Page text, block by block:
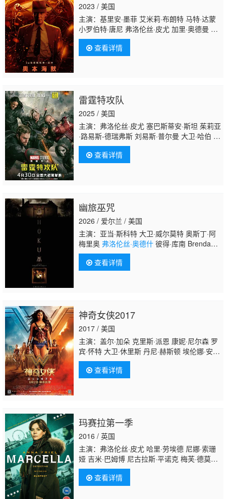
2023 / 美国
主演：基里安·墨菲 艾米莉·布朗特 马特·达蒙
小罗伯特·唐尼 弗洛伦丝·皮尤 加里·奥德曼 拉
米·马雷克 卡西·阿弗莱克 肯尼思·布拉纳 戴恩·
德哈恩 乔什·哈奈特 阿尔登·埃伦瑞奇 杰克·奎
德 大卫·达斯马齐连 詹姆斯·达西 本·萨弗迪 亚
查看详情
雷霆特攻队
2025 / 美国
主演：弗洛伦丝·皮尤 塞巴斯蒂安·斯坦 茱莉亚
·路易斯-德瑞弗斯 刘易斯·普尔曼 大卫·哈伯 怀
亚特·罗素 汉娜·乔恩-卡门 欧嘉·柯瑞兰寇 杰拉
尔丁·维斯瓦纳坦 维德尔·皮尔斯 克里斯·鲍
尔 维奥莱特·麦格劳 亚历克莎·斯温顿 埃里克·
尼佛·郑 朱莉亚·阿库 克莱顿·库珀 约书亚·米克
尔 凯尔文·威瑟斯彭 丰江 麦肯西·埃默里 亚历
山大·罗伯茨
查看详情
幽旅巫咒
2026 / 爱尔兰 / 美国
主演：亚当·斯科特 大卫·威尔莫特 奥斯丁·阿
梅里奥 弗洛伦丝·奥德什彼得·库南 Brendan
Conroy 迈克尔·帕特里克 威尔·奥康纳 Sioux
Carroll Ezra Carlisle Siox C Mallory Adams
查看详情
神奇女侠2017
2017 / 美国
主演：盖尔·加朵 克里斯·派恩 康妮·尼尔森 罗
宾·怀特 大卫·休里斯 丹尼·赫斯顿 埃伦娜·安纳
亚 露茜·戴维斯 萨伊德·塔格马奥 艾文·布莱
纳 尤金·布雷弗·洛克 莉莉·阿斯佩尔 艾米丽·凯
里 丽莎·洛文·孔斯利 安·奥戈博莫 弗洛伦丝·卡
查看详情
玛赛拉第一季
2016 / 英国
主演：弗洛伦丝·皮尤 哈里·劳埃德 尼娜·索珊
娅 吉米·巴姆博 尼古拉斯·平诺克 梅芙·德莫
迪 Jack·Doolan 安娜·弗莱尔 劳拉·卡尔迈克
尔 托拜厄斯·桑特尔曼 西妮德·库萨克 雷·潘莎
基 尼克·亨德里克斯 奥托·法兰特 伊恩·普莱斯
查看详情